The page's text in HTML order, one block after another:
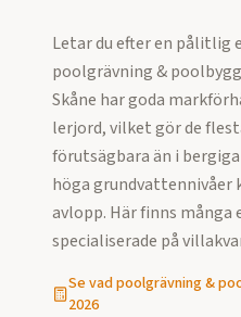
Letar du efter en pålitlig
poolgrävning &
Skåne har goda
lerjord, vilket gör de
förutsägbara än i
höga grundvattennivåer
avlopp. Här finns
specialiserade på
Se vadpoolgrävning &
2026